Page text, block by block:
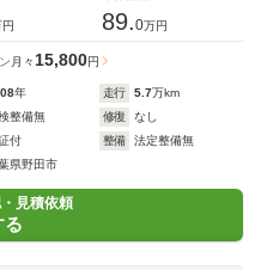
円 89.0万円
月々 15,800円
年 走行 5.7万km
整備無 修復
なし
付 整備
法定整備無
県野田市
見積依頼
る